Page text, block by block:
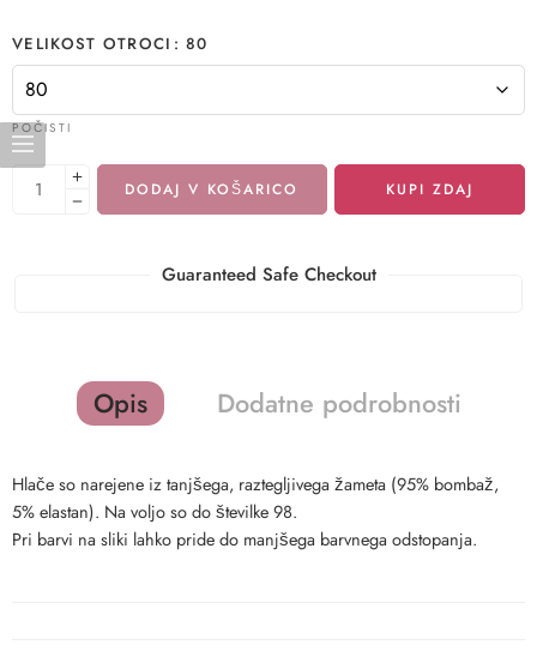
VELIKOST OTROCI 80
POČISTI
DODAJ V KOŠARICO KUPI ZDAJ
Guaranteed Safe Checkout
Opis Dodatne podrobnosti
Hlače so narejene iz tanjšega, raztegljivega žameta (95% bombaž,
5% elastan). Na voljo so do številke 98.
Pri barvi na sliki lahko pride do manjšega barvnega odstopanja.